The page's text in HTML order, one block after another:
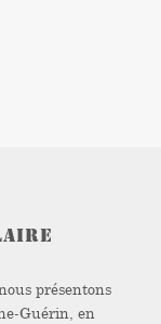
présentons
Guérin, en